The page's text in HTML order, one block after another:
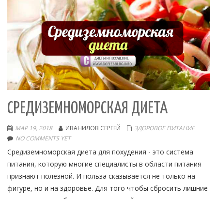
СРЕДИЗЕМНОМОРСКАЯ ДИЕТА
МАР 19, 2018 ИВАНИЛОВ СЕРГЕЙ
ЗДОРОВОЕ ПИТАНИЕ
NO COMMENTS YET
Средиземноморская диета для похудения - это система
питания, которую многие специалисты в области питания
признают полезной. И польза сказывается не только на
фигуре, но и на здоровье. Для того чтобы сбросить лишние